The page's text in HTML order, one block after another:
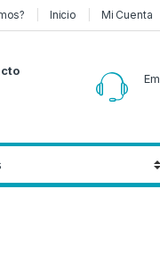
Inicio Mi Cuenta